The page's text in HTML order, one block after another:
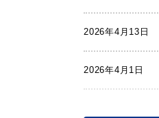
出会い・
2026年4月13日
2026年4月1日